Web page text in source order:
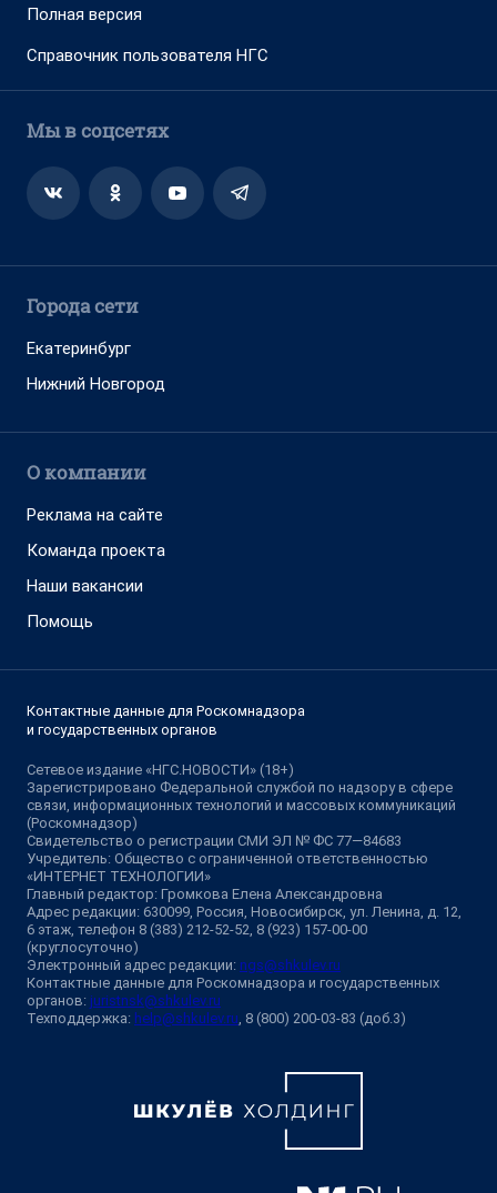
Полная версия
Справочник пользователя НГС
Мы в соцсетях
Города сети
Екатеринбург
Нижний Новгород
О компании
Реклама на сайте
Команда проекта
Наши вакансии
Помощь
Контактные данные для Роскомнадзора
и государственных органов
Сетевое издание «НГС.НОВОСТИ» (18+)
Зарегистрировано Федеральной службой по надзору в сфере
связи, информационных технологий и массовых коммуникаций
(Роскомнадзор)
Свидетельство о регистрации СМИ ЭЛ № ФС 77—84683
Учредитель: Общество с ограниченной ответственностью
«ИНТЕРНЕТ ТЕХНОЛОГИИ»
Главный редактор: Громкова Елена Александровна
Адрес редакции: 630099, Россия, Новосибирск, ул. Ленина, д. 12,
6 этаж, телефон 8 (383) 212-52-52, 8 (923) 157-00-00
(круглосуточно)
Электронный адрес редакции: ngs@shkulev.ru
Контактные данные для Роскомнадзора и государственных
органов: juristnsk@shkulev.ru
Техподдержка: help@shkulev.ru, 8 (800) 200-03-83 (доб.3)